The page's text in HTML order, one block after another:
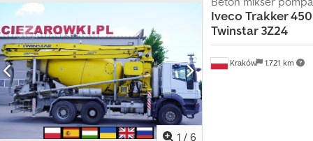
1 / 6
Kraków 1.721 km
IvecoTrakker
Twinstar 3Z24